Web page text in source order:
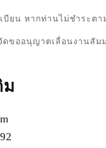
บียน หากท่านไม่ชำระตา
ดขออนุญาตเลื่อนงานสัม